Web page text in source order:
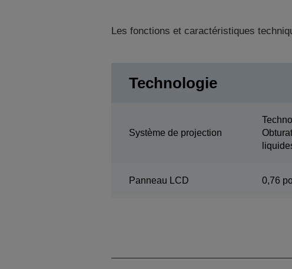
Les fonctions et caractéristiques
Technologie
Système de projection
Panneau LCD 0,76